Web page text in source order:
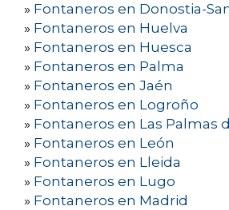
» Fontaneros en Donostia-
» Fontaneros en Huelva
» Fontaneros en Huesca
» Fontaneros en Palma
» Fontaneros en Jaén
» Fontaneros en Logroño
» Fontaneros en Las Palmas
» Fontaneros en León
» Fontaneros en Lleida
» Fontaneros en Lugo
» Fontaneros en Madrid